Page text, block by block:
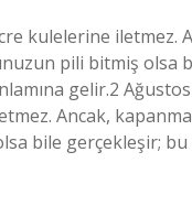
kulelerine iletmez.
pili bitmiş olsa
gelir.2
Ancak,
bile gerçekleşir; bu